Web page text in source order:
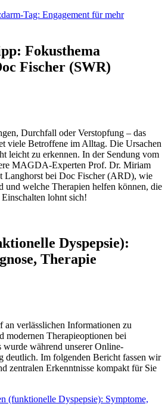
Tag: Engagement für mehr
Fokusthema
Fischer (SWR)
Durchfall oder Verstopfung – das
viele Betroffene im Alltag. Die Ursachen
leicht zu erkennen. In der Sendung vom
MAGDA-Experten Prof. Dr. Miriam
Langhorst bei Doc Fischer (ARD), wie
und welche Therapien helfen können, die
lohnt sich!
Dyspepsie):
Therapie
an verlässlichen Informationen zu
modernen Therapieoptionen bei
wurde während unserer Online-
deutlich. Im folgenden Bericht fassen wir
zentralen Erkenntnisse kompakt für Sie
(funktionelle Dyspepsie): Symptome,